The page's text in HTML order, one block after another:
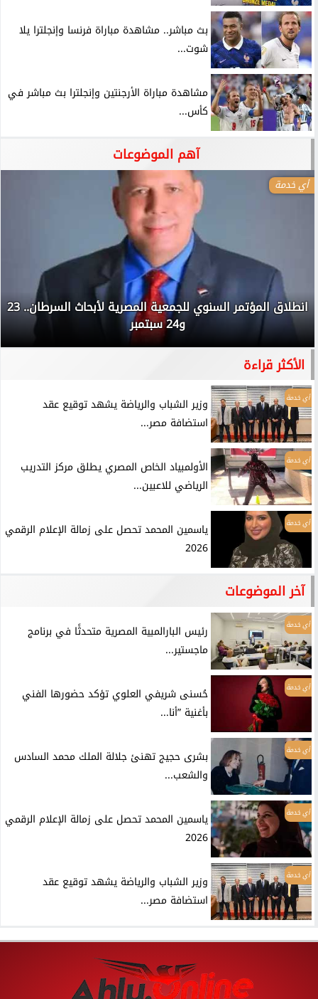
بث مباشر.. مشاهدة مباراة فرنسا وإنجلترا يلا
شوت...
مشاهدة مباراة الأرجنتين وإنجلترا بث مباشر في
كأس...
آهم الموضوعات
أي خدمة
انطلاق المؤتمر السنوي للجمعية المصرية لأبحاث السرطان.. 23
و24 سبتمبر
الأكثر قراءة
أي خدمة
وزير الشباب والرياضة يشهد توقيع عقد
استضافة مصر...
أي خدمة
الأولمبياد الخاص المصري يطلق مركز التدريب
الرياضي للاعبين...
أي خدمة
ياسمين المحمد تحصل على زمالة الإعلام الرقمي
2026
آخر الموضوعات
أي خدمة
رئيس البارالمبية المصرية متحدثًا في برنامج
ماجستير...
أي خدمة
حُسنى شريفي العلوي تؤكد حضورها الفني
بأغنية ”أنا...
أي خدمة
بشرى حجيج تهنئ جلالة الملك محمد السادس
والشعب...
أي خدمة
ياسمين المحمد تحصل على زمالة الإعلام الرقمي
2026
أي خدمة
وزير الشباب والرياضة يشهد توقيع عقد
استضافة مصر...